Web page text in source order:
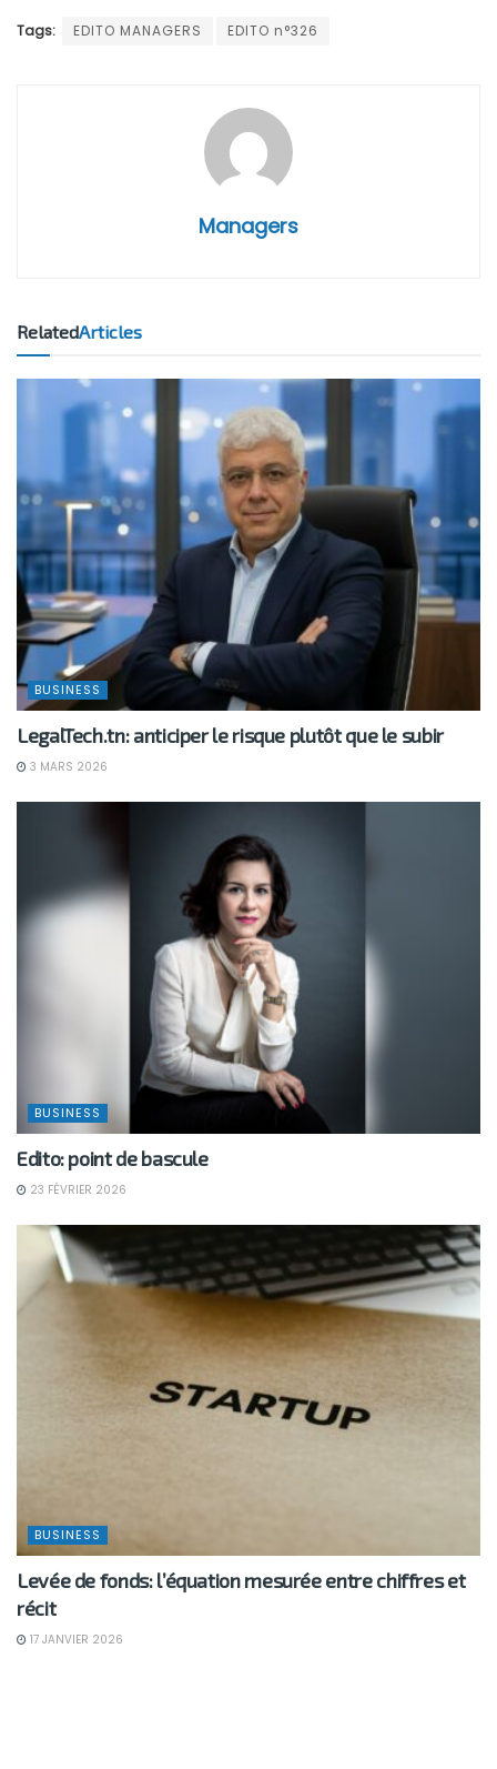
Tags: EDITO MANAGERS EDITO n°326
Managers
RelatedArticles
BUSINESS
LegalTech.tn: anticiper le risque plutôt que le subir
3 MARS 2026
BUSINESS
Edito: point de bascule
23 FÉVRIER 2026
BUSINESS
Levée de fonds: l’équation mesurée entre chiffres et
récit
17 JANVIER 2026